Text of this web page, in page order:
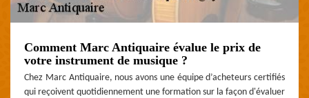
Comment Marc Antiquaire évalue le prix de
votre instrument de musique ?
Chez Marc Antiquaire, nous avons une équipe d’acheteurs certifiés
qui reçoivent quotidiennement une formation sur la façon d'évaluer